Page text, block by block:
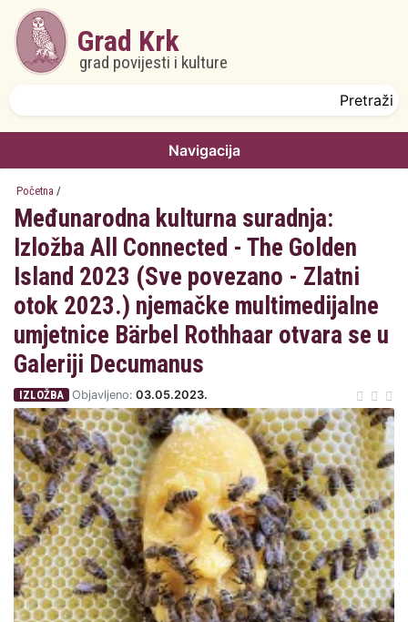
Skoči na glavni sadržaj
Grad Krk
grad povijesti i kulture
Navigacija
Početna /
Međunarodna kulturna suradnja:
Izložba All Connected - The Golden
Island 2023 (Sve povezano - Zlatni
otok 2023.) njemačke multimedijalne
umjetnice Bärbel Rothhaar otvara se u
Galeriji Decumanus
IZLOŽBA Objavljeno: 03.05.2023.